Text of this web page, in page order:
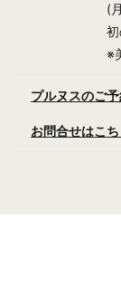
(
※
プルヌスのご
お問合せはこ